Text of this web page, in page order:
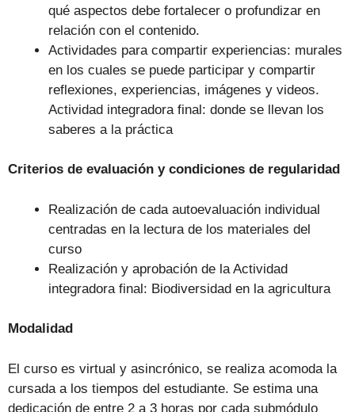
qué aspectos debe fortalecer o profundizar en
relación con el contenido.
Actividades para compartir experiencias: murales
en los cuales se puede participar y compartir
reflexiones, experiencias, imágenes y videos.
Actividad integradora final: donde se llevan los
saberes a la práctica
Criterios de evaluación y condiciones de regularidad
Realización de cada autoevaluación individual
centradas en la lectura de los materiales del
curso
Realización y aprobación de la Actividad
integradora final: Biodiversidad en la agricultura
Modalidad
El curso es virtual y asincrónico, se realiza acomoda la
cursada a los tiempos del estudiante. Se estima una
dedicación de entre 2 a 3 horas por cada submódulo